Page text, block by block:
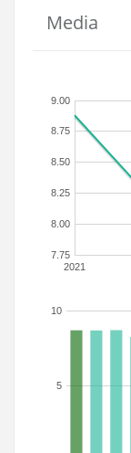
Media
2021
7.75
8.00
8.25
8.50
8.75
9.00
5
10